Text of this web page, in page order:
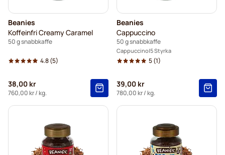
Beanies
Koffeinfri Creamy Caramel
50 g snabbkaffe
4.8(5)
38,00 kr
760,00 kr/ kg.
Beanies
Cappuccino
50 g snabbkaffe
Cappuccino 5 Styrka
5(1)
39,00 kr
780,00 kr/ kg.